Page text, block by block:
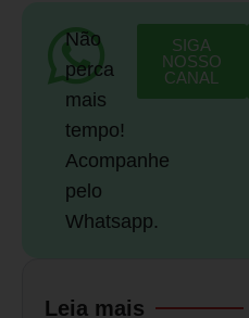
Não
perca
mais
tempo!
Acompanhe
pelo
Whatsapp.
SIGA
NOSSO
CANAL
Leia mais